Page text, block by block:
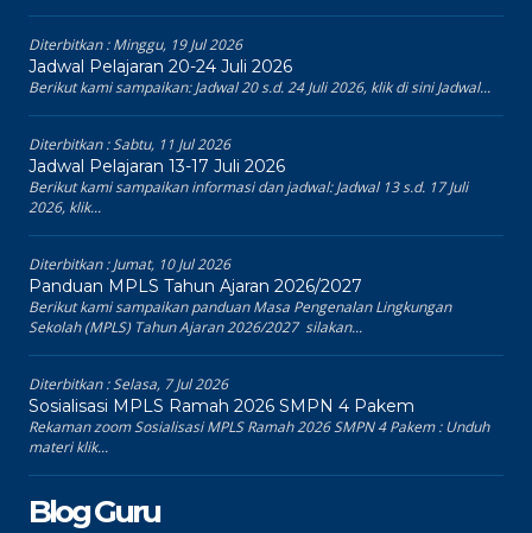
Diterbitkan :Minggu, 19 Jul 2026
Jadwal Pelajaran 20-24 Juli 2026
Berikut kami sampaikan: Jadwal 20 s.d. 24 Juli 2026, klik di sini Jadwal...
Diterbitkan :Sabtu, 11 Jul 2026
Jadwal Pelajaran 13-17 Juli 2026
Berikut kami sampaikan informasi dan jadwal: Jadwal 13 s.d. 17 Juli
2026, klik...
Diterbitkan :Jumat, 10 Jul 2026
Panduan MPLS Tahun Ajaran 2026/2027
Berikut kami sampaikan panduan Masa Pengenalan Lingkungan
Sekolah (MPLS) Tahun Ajaran 2026/2027 silakan...
Diterbitkan :Selasa, 7 Jul 2026
Sosialisasi MPLS Ramah 2026 SMPN 4 Pakem
Rekaman zoom Sosialisasi MPLS Ramah 2026 SMPN 4 Pakem : Unduh
materi klik...
Blog Guru